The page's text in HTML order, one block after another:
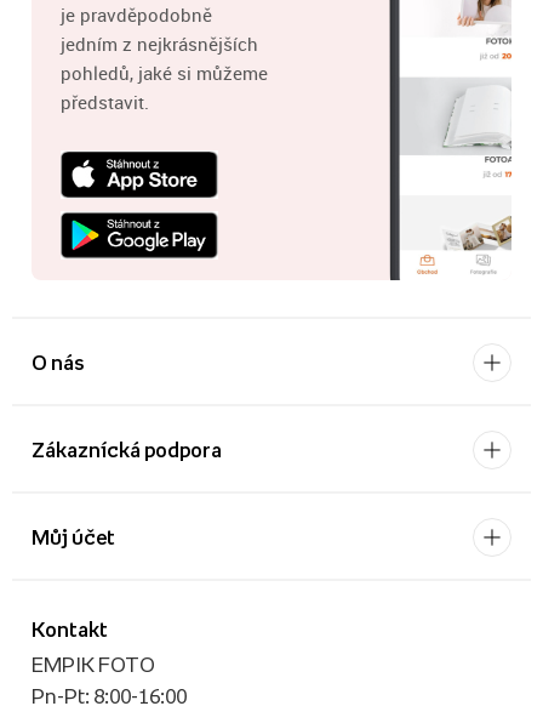
je pravděpodobně
jedním z nejkrásnějších
pohledů, jaké si můžeme
představit.
O nás
Zákaznícká podpora
Kontakt
EMPIK FOTO
Pn-Pt: 8:00-16:00
Můj účet